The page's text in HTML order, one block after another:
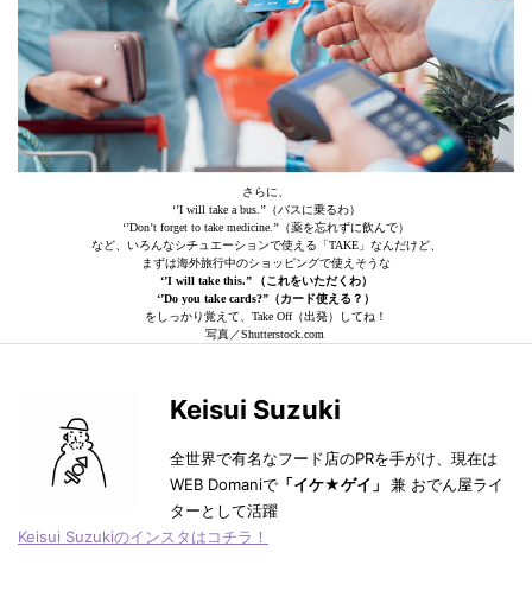
さらに、
‘’I will take a bus.’’（バスに乗るわ）
‘’Don’t forget to take medicine.’’（薬を忘れずに飲んで）
など、いろんなシチュエーションで使える「TAKE」なんだけど、
まずは海外旅行中のショッピングで使えそうな
‘’I will take this.’’ （これをいただくわ）
‘’Do you take cards?’’（カード使える？）
をしっかり覚えて、Take Off（出発）してね！
写真／Shutterstock.com
Keisui Suzuki
全世界で有名なフード店のPRを手がけ、現在は
WEB Domaniで 「イケ★ゲイ」 兼 おでん屋ライ
ターとして活躍
Keisui Suzukiのインスタはコチラ！